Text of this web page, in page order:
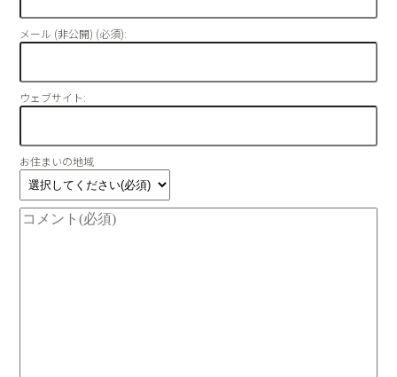
メール (非公開) (必須):
ウェブサイト:
お住まいの地域